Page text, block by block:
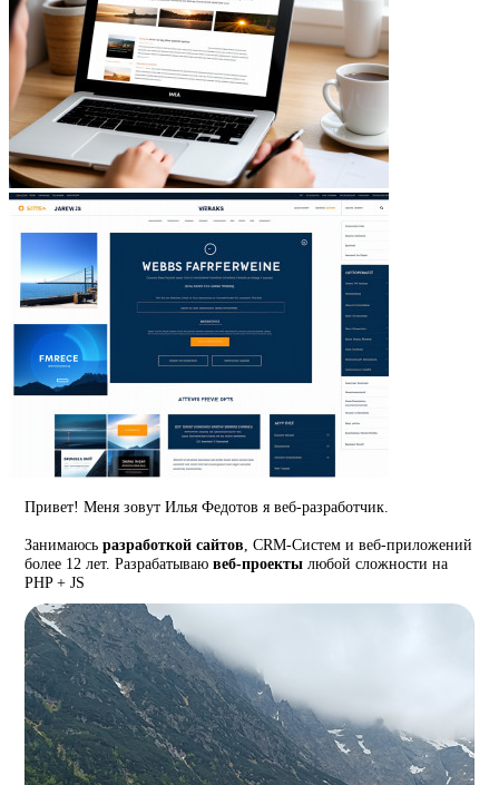
Привет! Меня зовут Илья Федотов я веб-разработчик.
Занимаюсьразработкой сайтов , CRM-Систем и веб-приложений
более 12 лет. Разрабатываювеб-проекты любой сложности на
PHP + JS